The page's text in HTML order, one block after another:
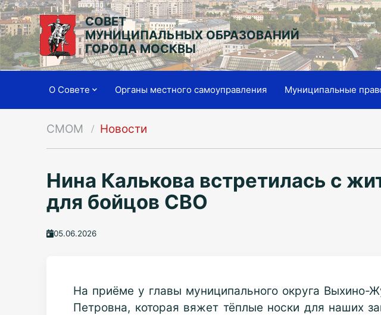
СОВЕТ
МУНИЦИПАЛЬНЫХ ОБРАЗОВАНИЙ
ГОРОДА МОСКВЫ
О Совете Органы местного самоуправления Муниципальные
СМОМ Новости
Нина Калькова встретилась с
для бойцов СВО
05.06.2026
На приёме у главы муниципального округа Выхино-
Петровна, которая вяжет тёплые носки для наших